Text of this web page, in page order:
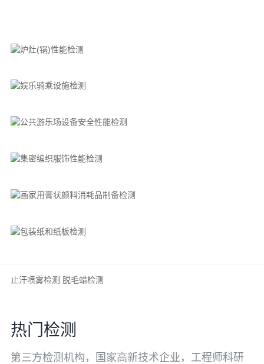
止汗喷雾检测 脱毛蜡检测
热门检测
第三方检测机构，国家高新技术企业，工程师科研